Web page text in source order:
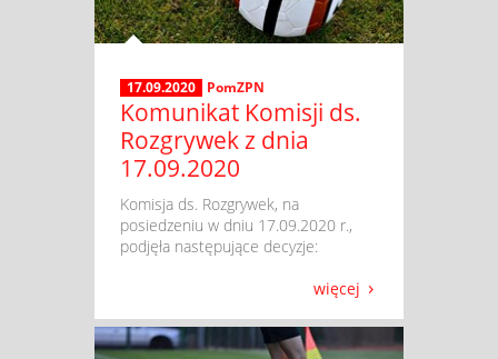
17.09.2020 PomZPN
Komunikat Komisji ds.
Rozgrywek z dnia
17.09.2020
​ Komisja ds. Rozgrywek, na
posiedzeniu w dniu 17.09.2020 r.,
podjęła następujące decyzje:
więcej